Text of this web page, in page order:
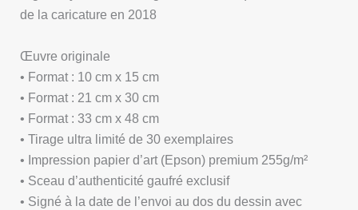
de la caricature en 2018
Œuvre originale
• Format : 10 cm x 15 cm
• Format : 21 cm x 30 cm
• Format : 33 cm x 48 cm
• Tirage ultra limité de 30 exemplaires
• Impression papier d’art (Epson) premium 255g/m²
• Sceau d’authenticité gaufré exclusif
• Signé à la date de l’envoi au dos du dessin avec